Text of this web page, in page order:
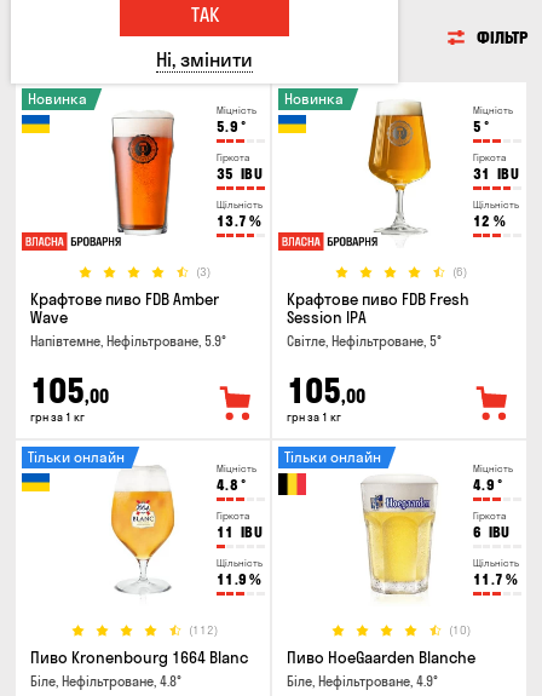
ФІЛЬТР
Міцність
5.9 °
Гіркота
35 IBU
Щільність
13.7 %
(3)
Новинка
Крафтове пиво FDB Amber
Wave
Напівтемне, Нефільтроване, 5.9°
105,00
грн за 1 кг
Міцність
5 °
Гіркота
31 IBU
Щільність
12 %
(6)
Новинка
Крафтове пиво FDB Fresh
Session IPA
Світле, Нефільтроване, 5°
105,00
грн за 1 кг
Міцність
4.8 °
Гіркота
11 IBU
Щільність
11.9 %
(112)
Тільки онлайн
Пиво Kronenbourg 1664 Blanc
Біле, Нефільтроване, 4.8°
Міцність
4.9 °
Гіркота
6 IBU
Щільність
11.7 %
(10)
Тільки онлайн
Пиво HoeGaarden Blanche
Біле, Нефільтроване, 4.9°
ТАК
Ні, змінити